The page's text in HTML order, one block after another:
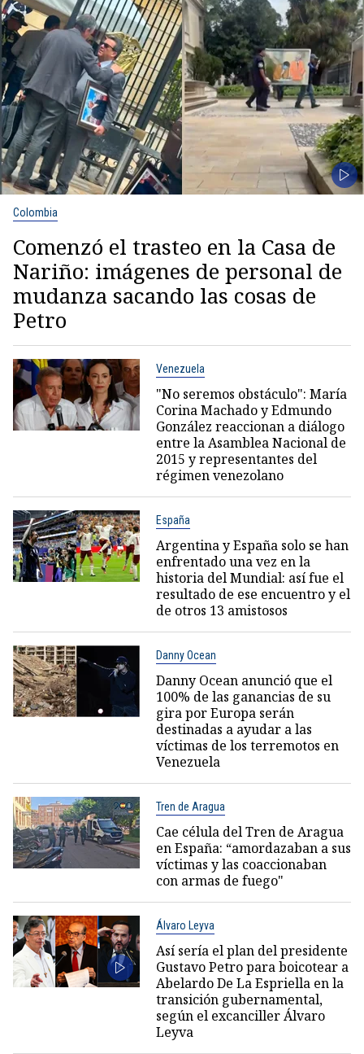
Colombia
Comenzó el trasteo en la Casa de
Nariño: imágenes de personal de
mudanza sacando las cosas de
Petro
Venezuela
"No seremos obstáculo": María
Corina Machado y Edmundo
González reaccionan a diálogo
entre la Asamblea Nacional de
2015 y representantes del
régimen venezolano
España
Argentina y España solo se han
enfrentado una vez en la
historia del Mundial: así fue el
resultado de ese encuentro y el
de otros 13 amistosos
Danny Ocean
Danny Ocean anunció que el
100% de las ganancias de su
gira por Europa serán
destinadas a ayudar a las
víctimas de los terremotos en
Venezuela
Tren de Aragua
Cae célula del Tren de Aragua
en España: “amordazaban a sus
víctimas y las coaccionaban
con armas de fuego"
Álvaro Leyva
Así sería el plan del presidente
Gustavo Petro para boicotear a
Abelardo De La Espriella en la
transición gubernamental,
según el excanciller Álvaro
Leyva